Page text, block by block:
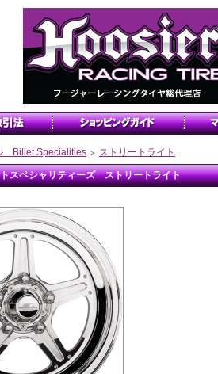
Billet Specialities ＞ ストリートライト
スペシャリティーズ ストリートライト